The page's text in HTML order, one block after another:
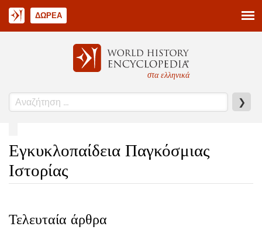
στα ελληνικά
❯
ΔΩΡΕΆ
Εγκυκλοπαίδεια Παγκόσμιας
Ιστορίας
Τελευταία άρθρα